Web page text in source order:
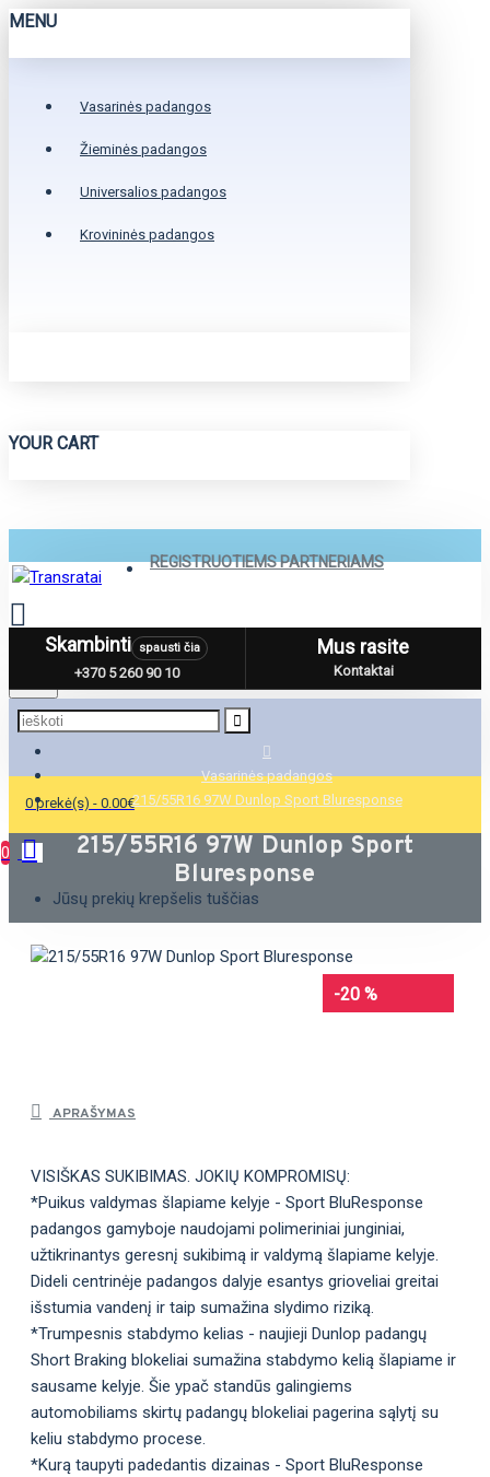
MENU
Vasarinės padangos
Žieminės padangos
Universalios padangos
Krovininės padangos
YOUR CART
REGISTRUOTIEMS PARTNERIAMS
Menu
0 prekė(s) - 0.00€
0
Jūsų prekių krepšelis tuščias
Skambinti spausti čia
+370 5 260 90 10
Mus rasite
Kontaktai
Vasarinės padangos
215/55R16 97W Dunlop Sport Bluresponse
215/55R16 97W Dunlop Sport
Bluresponse
-20 %
APRAŠYMAS
VISIŠKAS SUKIBIMAS. JOKIŲ KOMPROMISŲ:
*Puikus valdymas šlapiame kelyje - Sport BluResponse
padangos gamyboje naudojami polimeriniai junginiai,
užtikrinantys geresnį sukibimą ir valdymą šlapiame kelyje.
Dideli centrinėje padangos dalyje esantys grioveliai greitai
išstumia vandenį ir taip sumažina slydimo riziką.
*Trumpesnis stabdymo kelias - naujieji Dunlop padangų
Short Braking blokeliai sumažina stabdymo kelią šlapiame ir
sausame kelyje. Šie ypač standūs galingiems
automobiliams skirtų padangų blokeliai pagerina sąlytį su
keliu stabdymo procese.
*Kurą taupyti padedantis dizainas - Sport BluResponse